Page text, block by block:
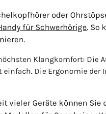
oder
für Schwerhörige. So
Klangkomfort:
Die Ergonomie
vieler Geräte können